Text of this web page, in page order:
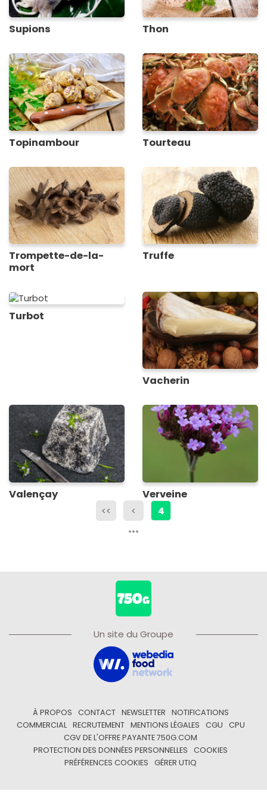
Supions Thon
Topinambour Tourteau
Trompette-de-la-
mort
Truffe
Turbot
Vacherin
Valençay Verveine
<< < 4
Un site du Groupe
À PROPOS CONTACT NEWSLETTER
NOTIFICATIONS
COMMERCIAL
RECRUTEMENT MENTIONS LÉGALES CGU
CPU
CGV DE L'OFFRE PAYANTE 750G.COM
PROTECTION DES DONNÉES PERSONNELLES
COOKIES
PRÉFÉRENCES COOKIES
GÉRER UTIQ